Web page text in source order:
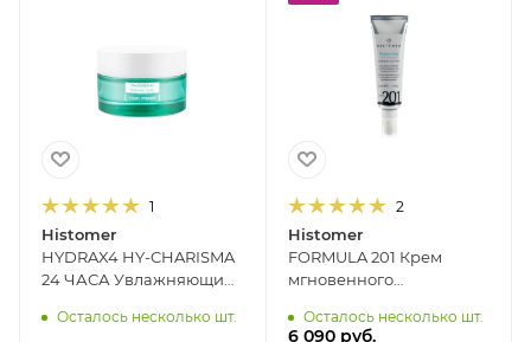
1
Histomer
HYDRAX4 HY-CHARISMA
24 ЧАСА Увлажняющий
сухой кожи HISTOMER,
Осталось несколько шт.
2
Histomer
FORMULA 201 Крем
мгновенного
HISTOMER, 50 мл
Осталось несколько шт.
6 090руб.